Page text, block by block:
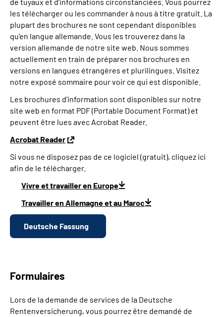
de tuyaux et d'informations circonstanciées. Vous pourrez
les télécharger ou les commander à nous à titre gratuit. La
plupart des brochures ne sont cependant disponibles
qu'en langue allemande. Vous les trouverez dans la
version allemande de notre site web. Nous sommes
actuellement en train de préparer nos brochures en
versions en langues étrangères et plurilingues. Visitez
notre exposé sommaire pour voir ce qui est disponible.
Les brochures d'information sont disponibles sur notre
site web en format PDF (Portable Document Format) et
peuvent être lues avec Acrobat Reader.
Acrobat Reader
Si vous ne disposez pas de ce logiciel (gratuit), cliquez ici
afin de le télécharger.
Vivre et travailler en Europe
Travailler en Allemagne et au Maroc
Deutsche Fassung
Formulaires
Lors de la demande de services de la Deutsche
Rentenversicherung, vous pourrez être demandé de